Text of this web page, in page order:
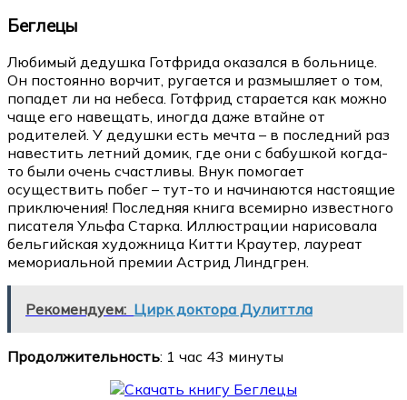
Беглецы
Любимый дедушка Готфрида оказался в больнице.
Он постоянно ворчит, ругается и размышляет о том,
попадет ли на небеса. Готфрид старается как можно
чаще его навещать, иногда даже втайне от
родителей. У дедушки есть мечта – в последний раз
навестить летний домик, где они с бабушкой когда-
то были очень счастливы. Внук помогает
осуществить побег – тут-то и начинаются настоящие
приключения! Последняя книга всемирно известного
писателя Ульфа Старка. Иллюстрации нарисовала
бельгийская художница Китти Краутер, лауреат
мемориальной премии Астрид Линдгрен.
Рекомендуем: Цирк доктора Дулиттла
Продолжительность: 1 час 43 минуты